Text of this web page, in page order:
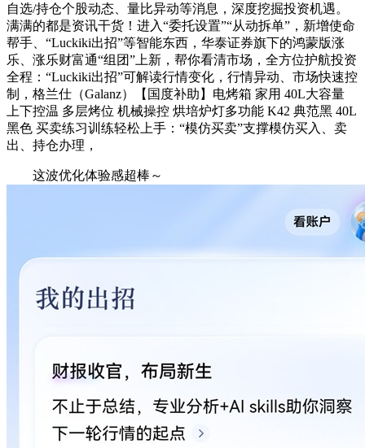
自选/持仓个股动态、量比异动等消息，深度挖掘投资机遇。
满满的都是资讯干货！进入“委托设置”“从动拆单”，新增使命
帮手、“Luckiki出招”等智能东西，华泰证券旗下的鸿蒙版涨
乐、涨乐财富通“组团”上新，帮你看清市场，全方位护航投资
全程：“Luckiki出招”可解读行情变化，行情异动、市场快速控
制，格兰仕（Galanz）【国度补助】电烤箱 家用 40L大容量
上下控温 多层烤位 机械操控 烘培炉灯多功能 K42 典范黑 40L
黑色 买卖练习训练轻松上手：“模仿买卖”支撑模仿买入、卖
出、持仓办理，
这波优化体验感超棒～